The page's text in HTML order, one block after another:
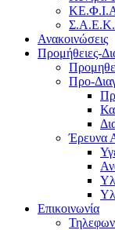
Ανακοινώσεις
Προμήθειες-
Προ-
Έρευνα
Επικοινωνία